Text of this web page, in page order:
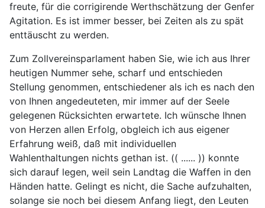
freute, für die corrigirende Werthschätzung der Genfer
Agitation. Es ist immer besser, bei Zeiten als zu spät
enttäuscht zu werden.
Zum Zollvereinsparlament haben Sie, wie ich aus Ihrer
heutigen Nummer sehe, scharf und entschieden
Stellung genommen, entschiedener als ich es nach den
von Ihnen angedeuteten, mir immer auf der Seele
gelegenen Rücksichten erwartete. Ich wünsche Ihnen
von Herzen allen Erfolg, obgleich ich aus eigener
Erfahrung weiß, daß mit individuellen
Wahlenthaltungen nichts gethan ist. (( ...... )) konnte
sich darauf legen, weil sein Landtag die Waffen in den
Händen hatte. Gelingt es nicht, die Sache aufzuhalten,
solange sie noch bei diesem Anfang liegt, den Leuten